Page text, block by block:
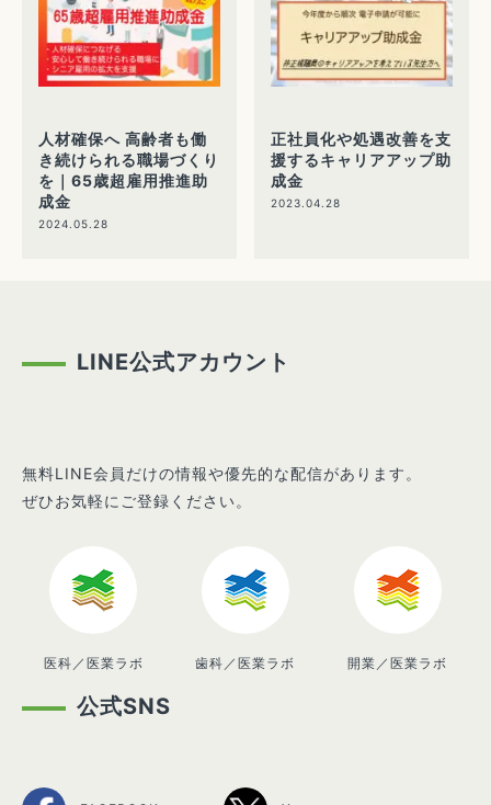
人材確保へ 高齢者も働
き続けられる職場づくり
を｜65歳超雇用推進助
成金
2024.05.28
正社員化や処遇改善を支
援するキャリアアップ助
成金
2023.04.28
LINE公式アカウント
無料LINE会員だけの情報や優先的な配信があります。
ぜひお気軽にご登録ください。
医科／医業ラボ 歯科／医業ラボ 開業／医業ラボ
公式SNS